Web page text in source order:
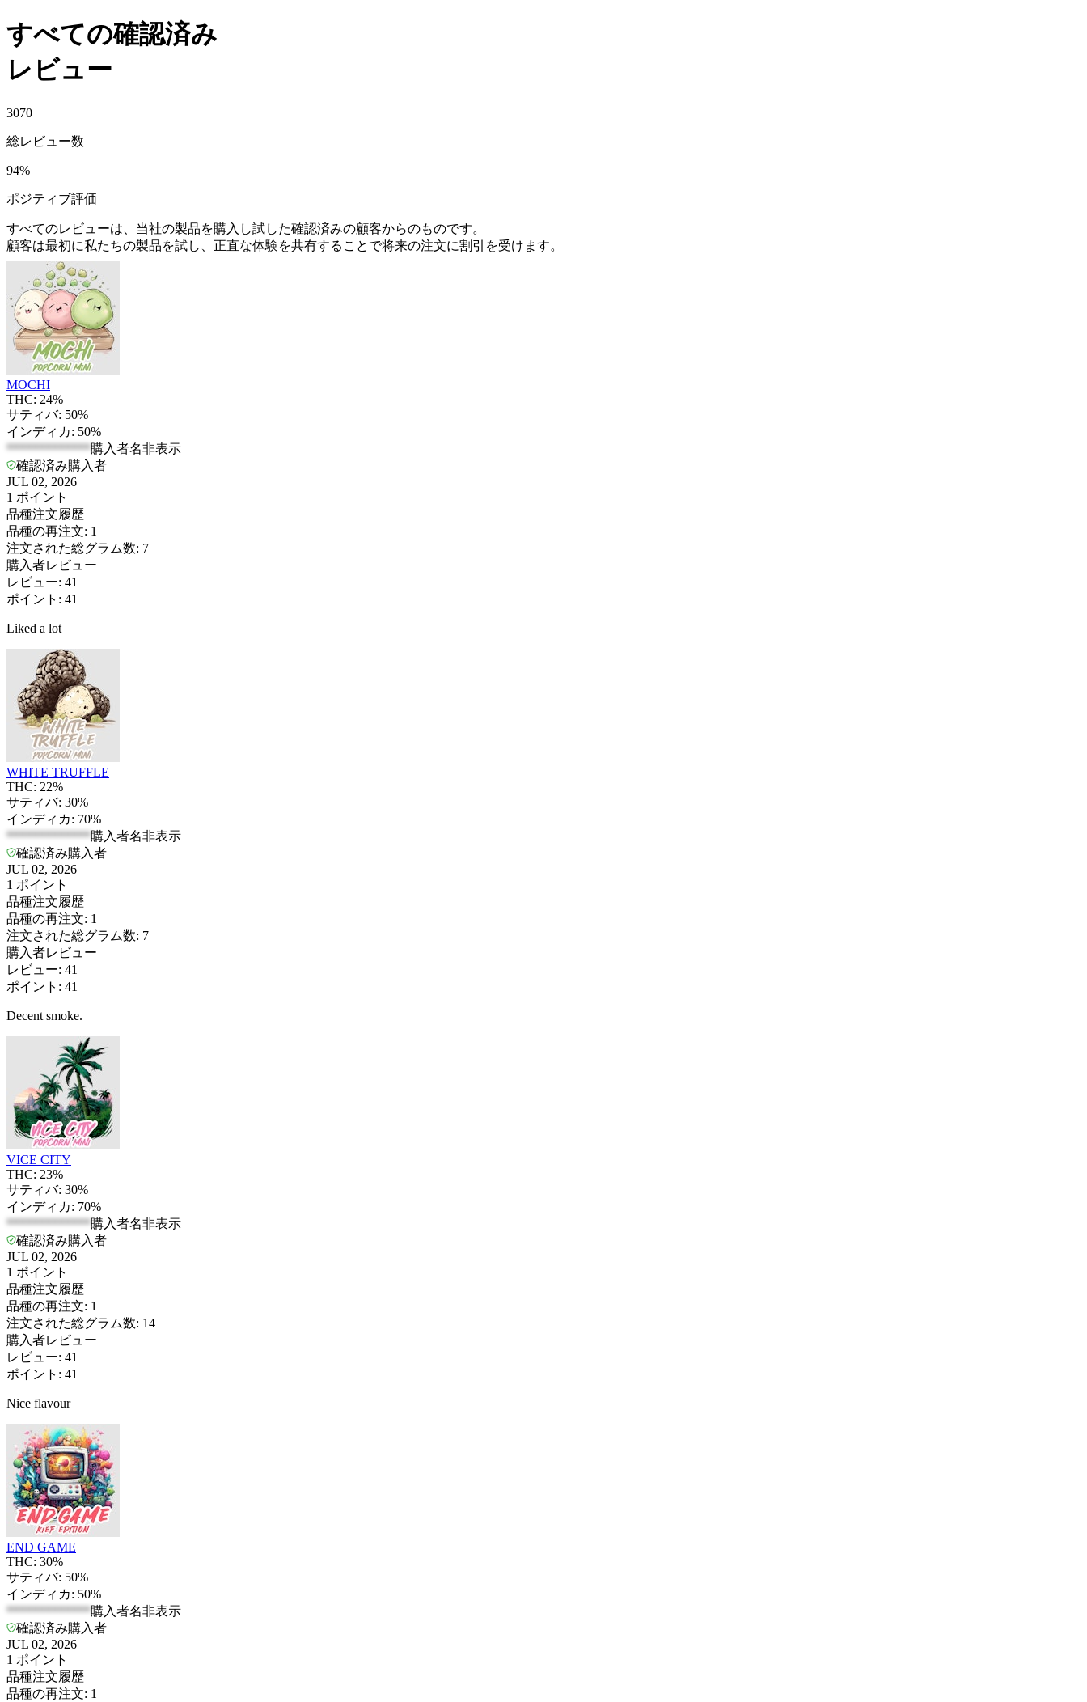
すべての確認済み
レビュー
3070
総レビュー数
94%
ポジティブ評価
すべてのレビューは、当社の製品を購入し試した確認済みの顧客からのものです。
顧客は最初に私たちの製品を試し、正直な体験を共有することで将来の注文に割引を受けます。
MOCHI
THC: 24%
サティバ: 50%
インディカ: 50%
*************購入者名非表示
確認済み購入者
JUL 02, 2026
1 ポイント
品種注文履歴
品種の再注文: 1
注文された総グラム数: 7
購入者レビュー
レビュー: 41
ポイント : 41
Liked a lot
WHITE TRUFFLE
THC: 22%
サティバ: 30%
インディカ: 70%
*************購入者名非表示
確認済み購入者
JUL 02, 2026
1 ポイント
品種注文履歴
品種の再注文: 1
注文された総グラム数: 7
購入者レビュー
レビュー: 41
ポイント : 41
Decent smoke.
VICE CITY
THC: 23%
サティバ: 30%
インディカ: 70%
*************購入者名非表示
確認済み購入者
JUL 02, 2026
1 ポイント
品種注文履歴
品種の再注文: 1
注文された総グラム数: 14
購入者レビュー
レビュー: 41
ポイント : 41
Nice flavour
END GAME
THC: 30%
サティバ: 50%
インディカ: 50%
*************購入者名非表示
確認済み購入者
JUL 02, 2026
1 ポイント
品種注文履歴
品種の再注文: 1